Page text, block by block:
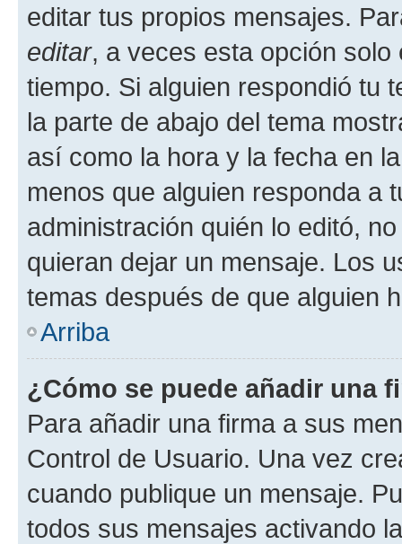
editar tus propios mensajes.
editar, a veces esta opción
tiempo. Si alguien respondió tu
la parte de abajo del tema
así como la hora y la fecha en
menos que alguien responda a
administración quién lo editó,
quieran dejar un mensaje. Los
temas después de que alguien
Arriba
¿Cómo se puede añadir una
Para añadir una firma a sus
Control de Usuario. Una vez
cuando publique un mensaje.
todos sus mensajes activando